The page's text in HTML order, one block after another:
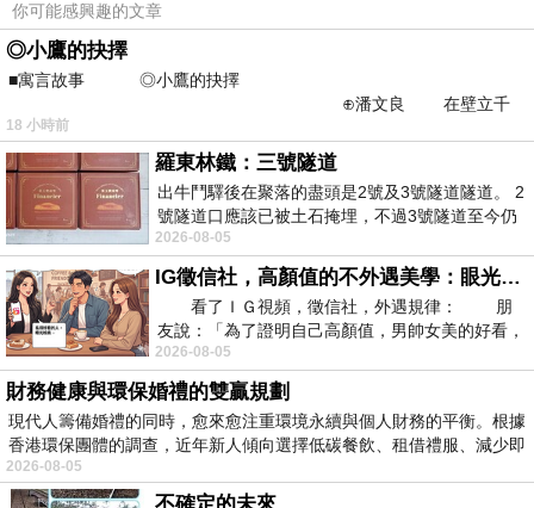
說起劉軒，我其實只是聽聞他的名字，也知道他
爸爸是劉墉，就這樣。
但是經過今天後，我決定Follow他的粉絲團了。
請聽我娓娓道來。
開頭時，他介紹自己念哈佛心理學系，大家都會
討論個案，於是請我們假設自己接到個案時會想
怎麼跟個案談？
他說那個男孩因為父母要工作，五歲時就跟爺爺
奶奶住，住在一間連廁所都沒有的小房子，搬了
三次家，學校同班同學都是邊緣人像罪犯的小孩
你可能感興趣的文章
◎小鷹的抉擇
■寓言故事 ◎小鷹的抉擇
⊕潘文良 在壁立千
仞的懸崖上，有一座遮天蔽
18 小時前
羅東林鐵：三號隧道
出牛鬥驛後在聚落的盡頭是2號及3號隧道隧道。 2
號隧道口應該已被土石掩埋，不過3號隧道至今仍
存在。從台7丙牛鬥橋上往左岸上游方
2026-08-05
IG徵信社，高顏值的不外遇美學：眼光太高也是一種防禦，為了證明我長得好看，我決定一輩子不外遇！
看了ＩＧ視頻，徵信社，外遇規律： 朋
友說：「為了證明自己高顏值，男帥女美的好看，
且眼光高，我決定一輩子不外遇。」
2026-08-05
財務健康與環保婚禮的雙贏規劃
現代人籌備婚禮的同時，愈來愈注重環境永續與個人財務的平衡。根據
香港環保團體的調查，近年新人傾向選擇低碳餐飲、租借禮服、減少即
2026-08-05